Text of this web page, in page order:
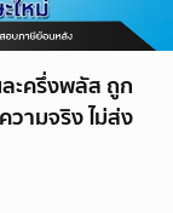
ะครึ่งพลัส ถูก
ามจริง ไม่ส่ง